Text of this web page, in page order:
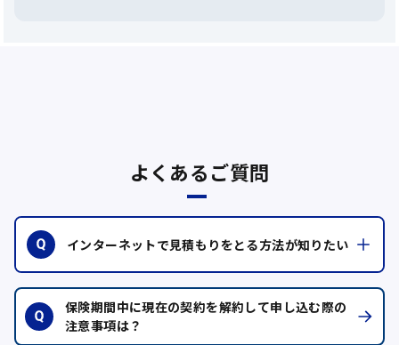
よくあるご質問
インターネットで見積もりをとる方法が知りたい
保険期間中に現在の契約を解約して申し込む際の
注意事項は？